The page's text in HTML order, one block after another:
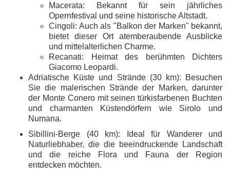
Macerata: Bekannt für sein jährliches
Opernfestival und seine historische Altstadt.
Cingoli: Auch als "Balkon der Marken" bekannt,
bietet dieser Ort atemberaubende Ausblicke
und mittelalterlichen Charme.
Recanati: Heimat des berühmten Dichters
Giacomo Leopardi.
Adriatische Küste und Strände (30 km): Besuchen
Sie die malerischen Strände der Marken, darunter
der Monte Conero mit seinen türkisfarbenen Buchten
und charmanten Küstendörfern wie Sirolo und
Numana.
Sibillini-Berge (40 km): Ideal für Wanderer und
Naturliebhaber, die die beeindruckende Landschaft
und die reiche Flora und Fauna der Region
entdecken möchten.